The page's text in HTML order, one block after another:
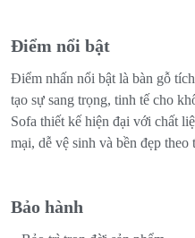
Điểm nổi bật
Điểm nhấn nổi bật là bàn gỗ
tạo sự sang trọng, tinh tế cho
Sofa thiết kế hiện đại với chất
mại, dễ vệ sinh và bền đẹp theo
Bảo hành